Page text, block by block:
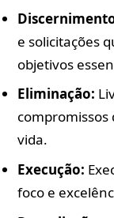
e solicitações
objetivos
Eliminação:
vida.
Execução:
foco e